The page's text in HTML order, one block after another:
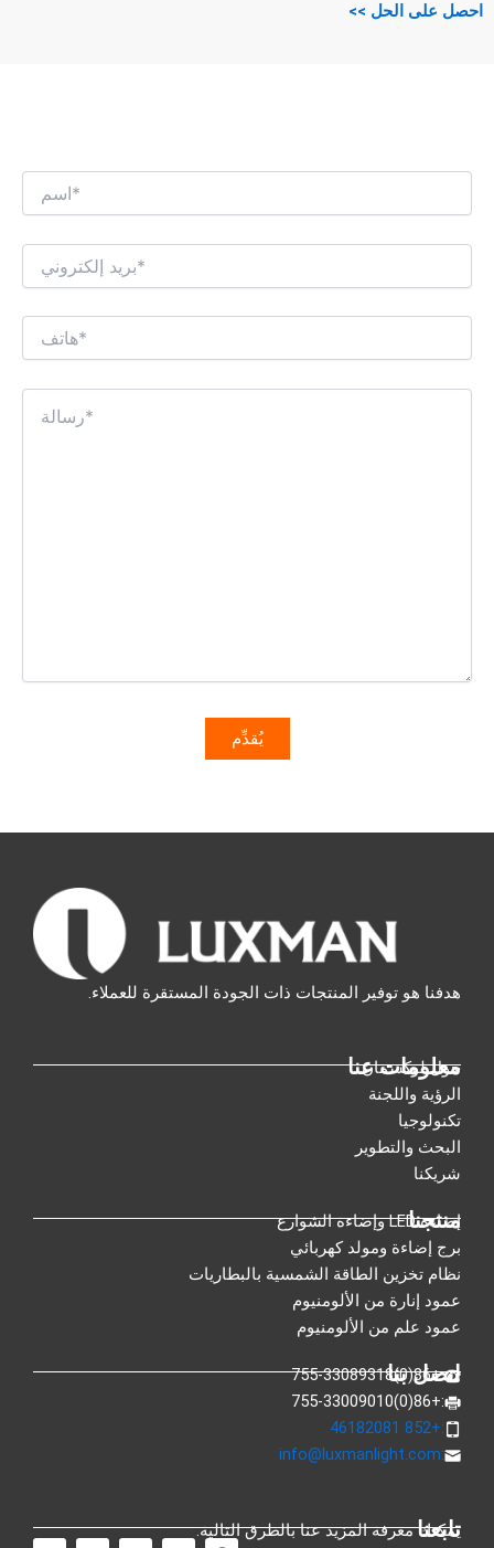
احصل على الحل >>
هدفنا هو توفير المنتجات ذات الجودة المستقرة للعملاء.
معلومات عنا
حول لوكسمان
الرؤية واللجنة
تكنولوجيا
البحث والتطوير
شريكنا
منتجنا
إضاءة LED وإضاءة الشوارع
برج إضاءة ومولد كهربائي
نظام تخزين الطاقة الشمسية بالبطاريات
عمود إنارة من الألومنيوم
عمود علم من الألومنيوم
اتصل بنا
:+86(0)755-33089318
:+86(0)755-33009010
:+852 46182081
:
info@luxmanlight.com
تابعنا
يمكنك معرفة المزيد عنا بالطرق التالية.